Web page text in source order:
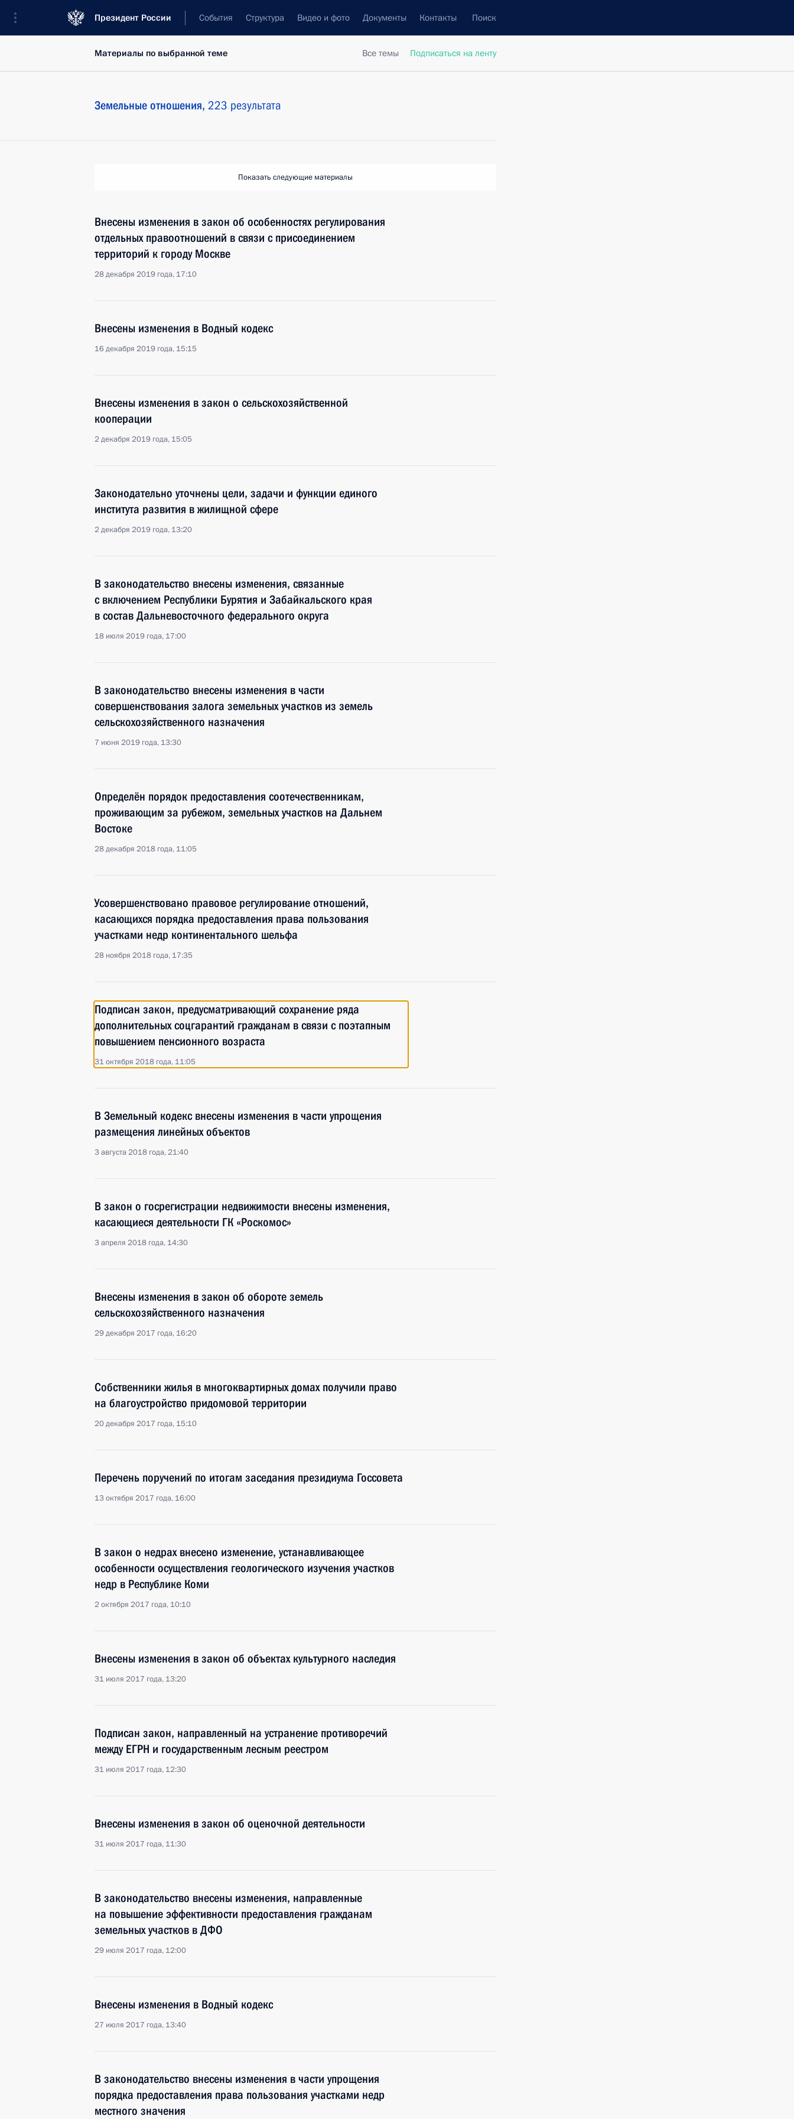
Президент России События Структура Видео и фото Документы Контакты Поиск
Все темы Подписаться на ленту
Материалы по выбранной теме
Земельные отношения, 223 результата
Показать следующие материалы
Внесены изменения в закон об особенностях регулирования
отдельных правоотношений в связи с присоединением
территорий к городу Москве
28 декабря 2019 года, 17:10
Внесены изменения в Водный кодекс
16 декабря 2019 года, 15:15
Внесены изменения в закон о сельскохозяйственной
кооперации
2 декабря 2019 года, 15:05
Законодательно уточнены цели, задачи и функции единого
института развития в жилищной сфере
2 декабря 2019 года, 13:20
В законодательство внесены изменения, связанные
с включением Республики Бурятия и Забайкальского края
в состав Дальневосточного федерального округа
18 июля 2019 года, 17:00
В законодательство внесены изменения в части
совершенствования залога земельных участков из земель
сельскохозяйственного назначения
7 июня 2019 года, 13:30
Определён порядок предоставления соотечественникам,
проживающим за рубежом, земельных участков на Дальнем
Востоке
28 декабря 2018 года, 11:05
Усовершенствовано правовое регулирование отношений,
касающихся порядка предоставления права пользования
участками недр континентального шельфа
28 ноября 2018 года, 17:35
Подписан закон, предусматривающий сохранение ряда
дополнительных соцгарантий гражданам в связи с поэтапным
повышением пенсионного возраста
31 октября 2018 года, 11:05
В Земельный кодекс внесены изменения в части упрощения
размещения линейных объектов
3 августа 2018 года, 21:40
В закон о госрегистрации недвижимости внесены изменения,
касающиеся деятельности ГК «Роскомос»
3 апреля 2018 года, 14:30
Внесены изменения в закон об обороте земель
сельскохозяйственного назначения
29 декабря 2017 года, 16:20
Собственники жилья в многоквартирных домах получили право
на благоустройство придомовой территории
20 декабря 2017 года, 15:10
Перечень поручений по итогам заседания президиума Госсовета
13 октября 2017 года, 16:00
В закон о недрах внесено изменение, устанавливающее
особенности осуществления геологического изучения участков
недр в Республике Коми
2 октября 2017 года, 10:10
Внесены изменения в закон об объектах культурного наследия
31 июля 2017 года, 13:20
Подписан закон, направленный на устранение противоречий
между ЕГРН и государственным лесным реестром
31 июля 2017 года, 12:30
Внесены изменения в закон об оценочной деятельности
31 июля 2017 года, 11:30
В законодательство внесены изменения, направленные
на повышение эффективности предоставления гражданам
земельных участков в ДФО
29 июля 2017 года, 12:00
Внесены изменения в Водный кодекс
27 июля 2017 года, 13:40
В законодательство внесены изменения в части упрощения
порядка предоставления права пользования участками недр
местного значения